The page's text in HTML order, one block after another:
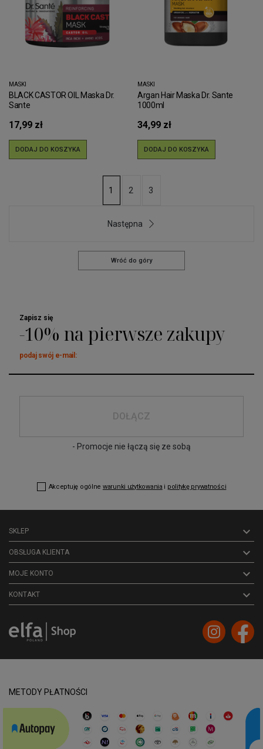
MASKI
BLACK CASTOR OIL Maska Dr.
Sante
17,99 zł
DODAJ DO KOSZYKA
MASKI
Argan Hair Maska Dr. Sante
1000ml
34,99 zł
DODAJ DO KOSZYKA
1 2 3
Następna
Wróć do góry
Zapisz się
-10% na pierwsze zakupy
podaj swój e-mail:
DOŁĄCZ
- Promocje nie łączą się ze sobą
Akceptuję ogólne warunki użytkowania i politykę prywatności
SKLEP 
OBSŁUGA KLIENTA 
MOJE KONTO 
KONTAKT keyboard_arrow_down
METODY PŁATNOŚCI